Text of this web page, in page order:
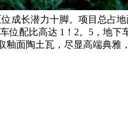
长潜力十脚。项目总占
位配比高达 1！2。5，地
面陶土瓦，尽显高端典雅